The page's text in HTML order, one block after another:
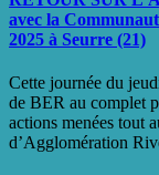
avec la
2025 à Seurre (21)
Cette journée du
de BER au complet
actions menées tout
d’Agglomération